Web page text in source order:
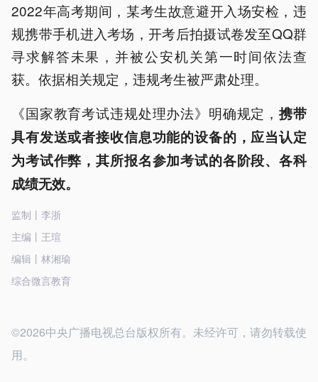
2022年高考期间，某考生故意避开入场安检，违
规携带手机进入考场，开考后拍摄试卷发至QQ群
寻求解答未果，并被公安机关第一时间依法查
获。依据相关规定，违规考生被严肃处理。
《国家教育考试违规处理办法》明确规定，携带
具有发送或者接收信息功能的设备的，应当认定
为考试作弊，其所报名参加考试的各阶段、各科
成绩无效。
监制丨李浙
主编丨王瑄
编辑丨林湘瑜
综合微言教育
©2026中央广播电视总台版权所有。未经许可，请勿转载使
用。